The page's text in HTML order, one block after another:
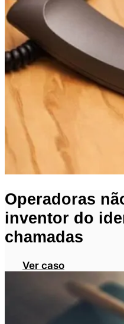
Operadoras
inventor do
chamadas
Ver caso